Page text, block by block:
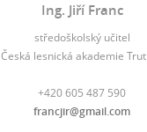
Ing. Jiří Franc
středoškolský učitel
Česká lesnická akademie
+420 605 487 590
francjir@gmail.com